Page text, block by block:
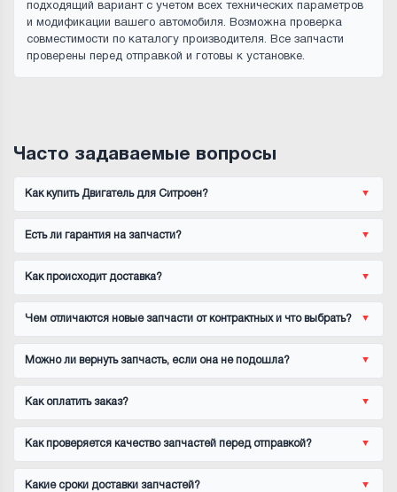
подходящий вариант с учетом всех технических параметров
и модификации вашего автомобиля. Возможна проверка
совместимости по каталогу производителя. Все запчасти
проверены перед отправкой и готовы к установке.
Часто задаваемые вопросы
Как купить Двигатель для Ситроен?
Есть ли гарантия на запчасти?
Как происходит доставка?
Чем отличаются новые запчасти от контрактных и что выбрать?
Можно ли вернуть запчасть, если она не подошла?
Как оплатить заказ?
Как проверяется качество запчастей перед отправкой?
Какие сроки доставки запчастей?